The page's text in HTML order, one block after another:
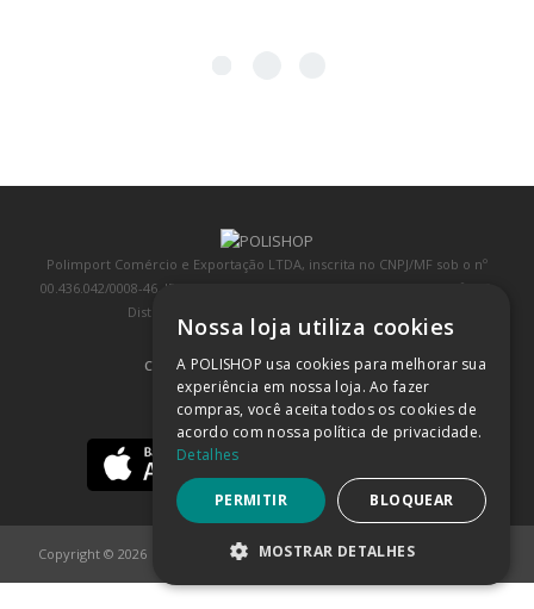
Polimport Comércio e Exportação LTDA, inscrita no CNPJ/MF sob o nº
00.436.042/0008-46, IE 407.458.707.103, com sede na Rua Kanebo, nº 175,
Distrito Industrial, Jundiaí/SP, CEP: 13213-090
COMPRA 100% SEGURA (SAIBA MAIS)
BAIXE NOSSO APP
Copyright © 2026
Nossa loja utiliza cookies
A POLISHOP usa cookies para melhorar sua
experiência em nossa loja. Ao fazer
compras, você aceita todos os cookies de
acordo com nossa política de privacidade.
Detalhes
PERMITIR BLOQUEAR
MOSTRAR DETALHES
ESTRITAMENTE NECESSÁRIOS